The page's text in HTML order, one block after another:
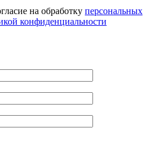
на обработку персональных
конфиденциальности